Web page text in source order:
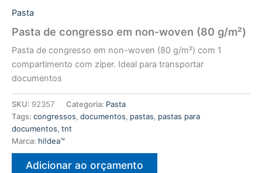
Pasta
Pasta de congresso em non-woven (80 g/m²)
Pasta de congresso em non-woven (80 g/m²) com 1
compartimento com zíper. Ideal para transportar
documentos
SKU: 92357 Categoria: Pasta
Tags: congressos, documentos, pastas, pastas para
documentos, tnt
Marca: hi!dea™
Adicionar ao orçamento